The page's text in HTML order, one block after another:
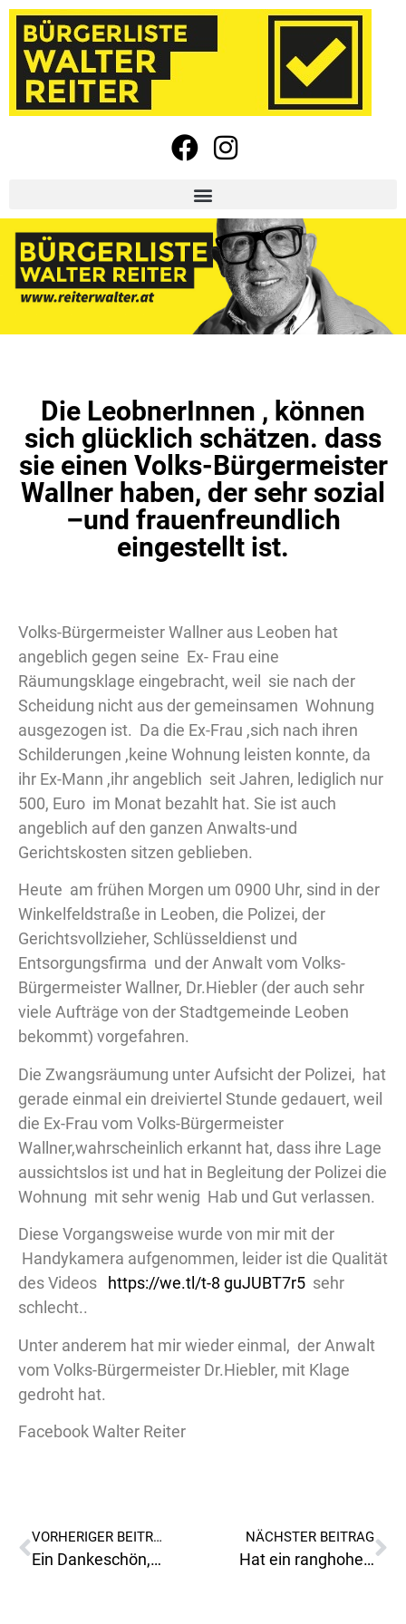
Die LeobnerInnen , können
sich glücklich schätzen. dass
sie einen Volks-Bürgermeister
Wallner haben, der sehr sozial
–und frauenfreundlich
eingestellt ist.
Volks-Bürgermeister Wallner aus Leoben hat
angeblich gegen seine Ex- Frau eine
Räumungsklage eingebracht, weil sie nach der
Scheidung nicht aus der gemeinsamen Wohnung
ausgezogen ist. Da die Ex-Frau ,sich nach ihren
Schilderungen ,keine Wohnung leisten konnte, da
ihr Ex-Mann ,ihr angeblich seit Jahren, lediglich nur
500, Euro im Monat bezahlt hat. Sie ist auch
angeblich auf den ganzen Anwalts-und
Gerichtskosten sitzen geblieben.
Heute am frühen Morgen um 0900 Uhr, sind in der
Winkelfeldstraße in Leoben, die Polizei, der
Gerichtsvollzieher, Schlüsseldienst und
Entsorgungsfirma und der Anwalt vom Volks-
Bürgermeister Wallner, Dr.Hiebler (der auch sehr
viele Aufträge von der Stadtgemeinde Leoben
bekommt) vorgefahren.
Die Zwangsräumung unter Aufsicht der Polizei, hat
gerade einmal ein dreiviertel Stunde gedauert, weil
die Ex-Frau vom Volks-Bürgermeister
Wallner,wahrscheinlich erkannt hat, dass ihre Lage
aussichtslos ist und hat in Begleitung der Polizei die
Wohnung mit sehr wenig Hab und Gut verlassen.
Diese Vorgangsweise wurde von mir mit der
Handykamera aufgenommen, leider ist die Qualität
des Videos https://we.tl/t-8 guJUBT7r5 sehr
schlecht..
Unter anderem hat mir wieder einmal, der Anwalt
vom Volks-Bürgermeister Dr.Hiebler, mit Klage
gedroht hat.
Facebook Walter Reiter
VORHERIGER BEITRAG
Ein Dankeschön,an unsere Besucher auf unserer Homepage!
NÄCHSTER BEITRAG
Hat ein ranghoher Politiker vom Gericht Verfahrenshilfe bekommen?